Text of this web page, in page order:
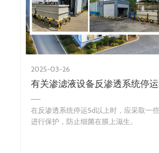
2025-03-26
有关渗滤液设备反渗透系统停
在反渗透系统停运5d以上时，应采取一
进行保护，防止细菌在膜上滋生。